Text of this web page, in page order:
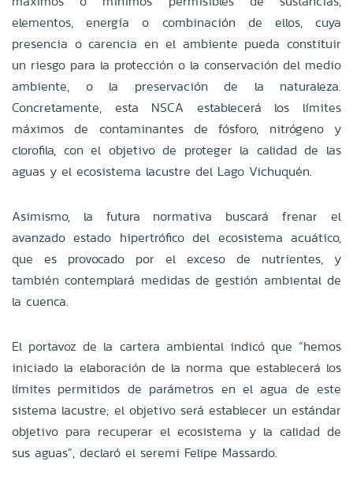
elementos, energía o combinación de ellos, cuya
presencia o carencia en el ambiente pueda constituir
un riesgo para la protección o la conservación del medio
ambiente, o la preservación de la naturaleza.
Concretamente, esta NSCA establecerá los límites
máximos de contaminantes de fósforo, nitrógeno y
clorofila, con el objetivo de proteger la calidad de las
aguas y el ecosistema lacustre del Lago Vichuquén.
Asimismo, la futura normativa buscará frenar el
avanzado estado hipertrófico del ecosistema acuático,
que es provocado por el exceso de nutrientes, y
también contemplará medidas de gestión ambiental de
la cuenca.
El portavoz de la cartera ambiental indicó que “hemos
iniciado la elaboración de la norma que establecerá los
límites permitidos de parámetros en el agua de este
sistema lacustre; el objetivo será establecer un estándar
objetivo para recuperar el ecosistema y la calidad de
sus aguas”, declaró el seremi Felipe Massardo.